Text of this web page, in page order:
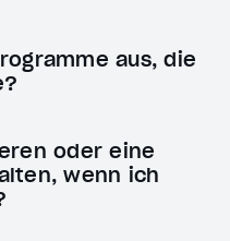
aus, die
oder eine
wenn ich